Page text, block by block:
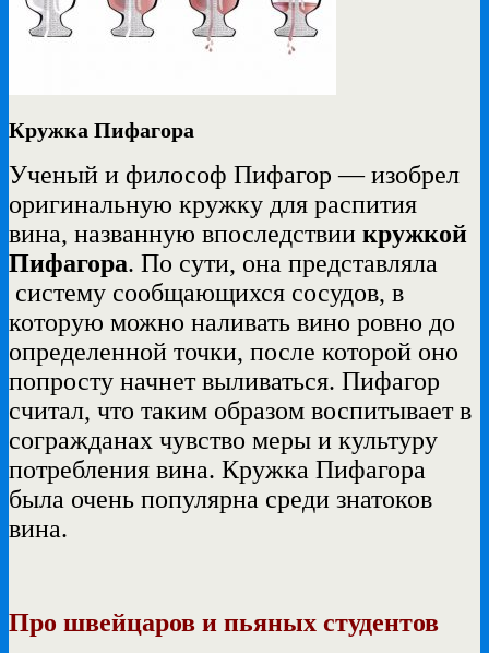
Кружка Пифагора
Ученый и философ Пифагор — изобрел
оригинальную кружку для распития
вина, названную впоследствии кружкой
Пифагора. По сути, она представляла
систему сообщающихся сосудов, в
которую можно наливать вино ровно до
определенной точки, после которой оно
попросту начнет выливаться. Пифагор
считал, что таким образом воспитывает в
согражданах чувство меры и культуру
потребления вина. Кружка Пифагора
была очень популярна среди знатоков
вина.
Про швейцаров и пьяных студентов